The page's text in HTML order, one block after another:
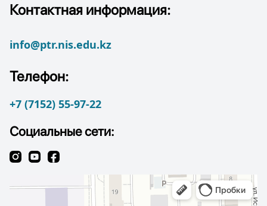
Контактная информация:
info@ptr.nis.edu.kz
Телефон:
+7 (7152) 55-97-22
Социальные сети: